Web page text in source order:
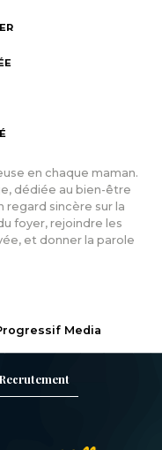
en chaque maman.
dédiée au bien-être
regard sincère sur la
foyer, rejoindre les
et donner la parole
Media
Recrutement